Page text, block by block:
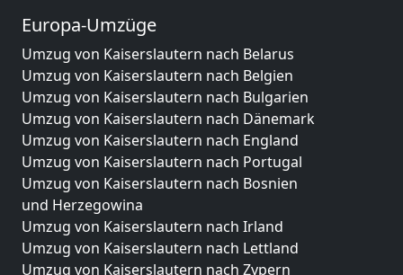
Europa-Umzüge
Umzug von Kaiserslautern nach Belarus
Umzug von Kaiserslautern nach Belgien
Umzug von Kaiserslautern nach Bulgarien
Umzug von Kaiserslautern nach Dänemark
Umzug von Kaiserslautern nach England
Umzug von Kaiserslautern nach Portugal
Umzug von Kaiserslautern nach Bosnien
und Herzegowina
Umzug von Kaiserslautern nach Irland
Umzug von Kaiserslautern nach Lettland
Umzug von Kaiserslautern nach Zypern